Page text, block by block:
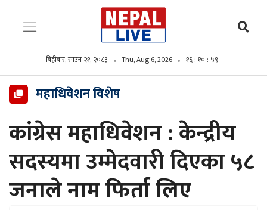
बिहीबार, साउन २१, २०८३ Thu, Aug 6, 2026 १६ : ११ : ००
महाधिवेशन विशेष
कांग्रेस महाधिवेशन : केन्द्रीय
सदस्यमा उम्मेदवारी दिएका ५८
जनाले नाम फिर्ता लिए